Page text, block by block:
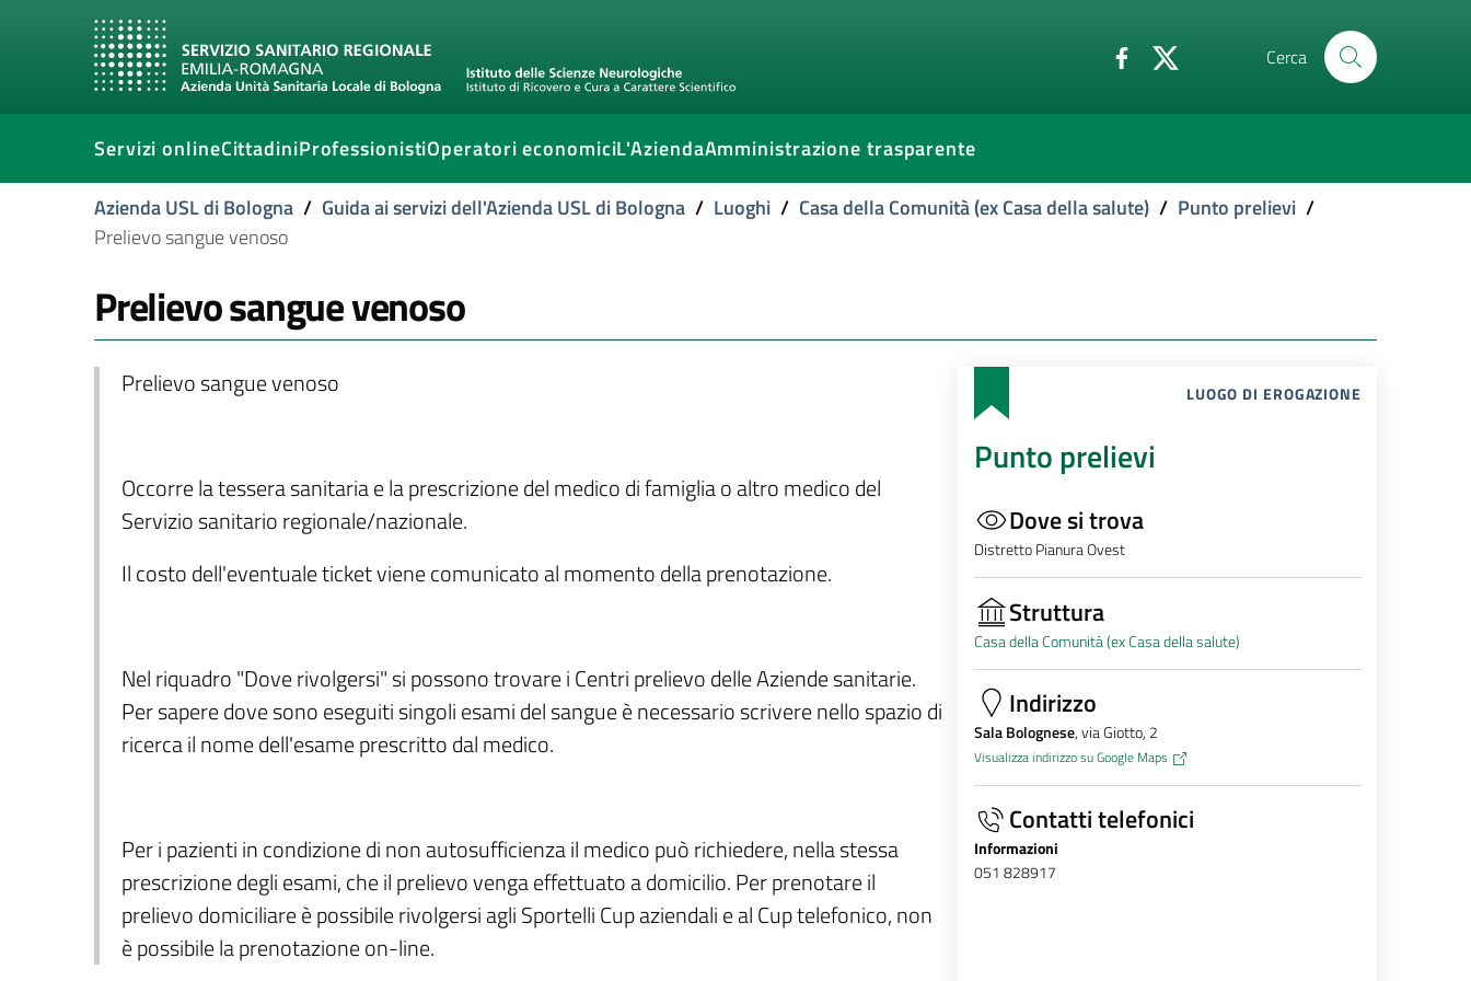
Cerca
Servizi onlineCittadiniProfessionistiOperatori economiciL'AziendaAmministrazione trasparente
Azienda USL di Bologna / Guida ai servizi dell'Azienda USL di Bologna / Luoghi / Casa della Comunità (ex Casa della salute) / Punto prelievi /
Prelievo sangue venoso
Prelievo sangue venoso
Prelievo sangue venoso
Occorre la tessera sanitaria e la prescrizione del medico di famiglia o altro medico del
Servizio sanitario regionale/nazionale.
Il costo dell'eventuale ticket viene comunicato al momento della prenotazione.
Nel riquadro "Dove rivolgersi" si possono trovare i Centri prelievo delle Aziende sanitarie.
Per sapere dove sono eseguiti singoli esami del sangue è necessario scrivere nello spazio di
ricerca il nome dell'esame prescritto dal medico.
Per i pazienti in condizione di non autosufficienza il medico può richiedere, nella stessa
prescrizione degli esami, che il prelievo venga effettuato a domicilio. Per prenotare il
prelievo domiciliare è possibile rivolgersi agli Sportelli Cup aziendali e al Cup telefonico, non
è possibile la prenotazione on-line.
LUOGO DI EROGAZIONE
Punto prelievi
Dove si trova
Distretto Pianura Ovest
Struttura
Casa della Comunità (ex Casa della salute)
Indirizzo
Sala Bolognese, via Giotto, 2
Visualizza indirizzo su Google Maps
Contatti telefonici
Informazioni
051 828917